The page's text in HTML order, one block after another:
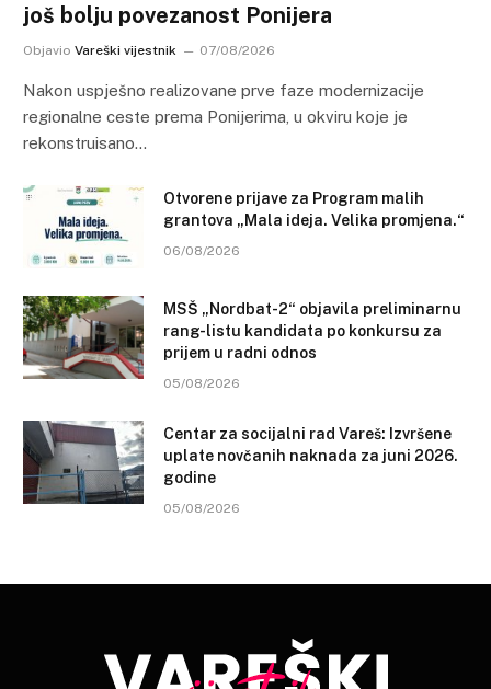
još bolju povezanost Ponijera
Objavio Vareški vijestnik 07/08/2026
Nakon uspješno realizovane prve faze modernizacije
regionalne ceste prema Ponijerima, u okviru koje je
rekonstruisano…
Otvorene prijave za Program malih
grantova „Mala ideja. Velika promjena.“
06/08/2026
MSŠ „Nordbat-2“ objavila preliminarnu
rang-listu kandidata po konkursu za
prijem u radni odnos
05/08/2026
Centar za socijalni rad Vareš: Izvršene
uplate novčanih naknada za juni 2026.
godine
05/08/2026